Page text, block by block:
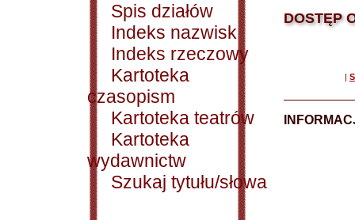
Spis działów
Indeks nazwisk
Indeks rzeczowy
Kartoteka
czasopism
Kartoteka teatrów
Kartoteka
wydawnictw
Szukaj tytułu/słowa
DOSTĘP
|